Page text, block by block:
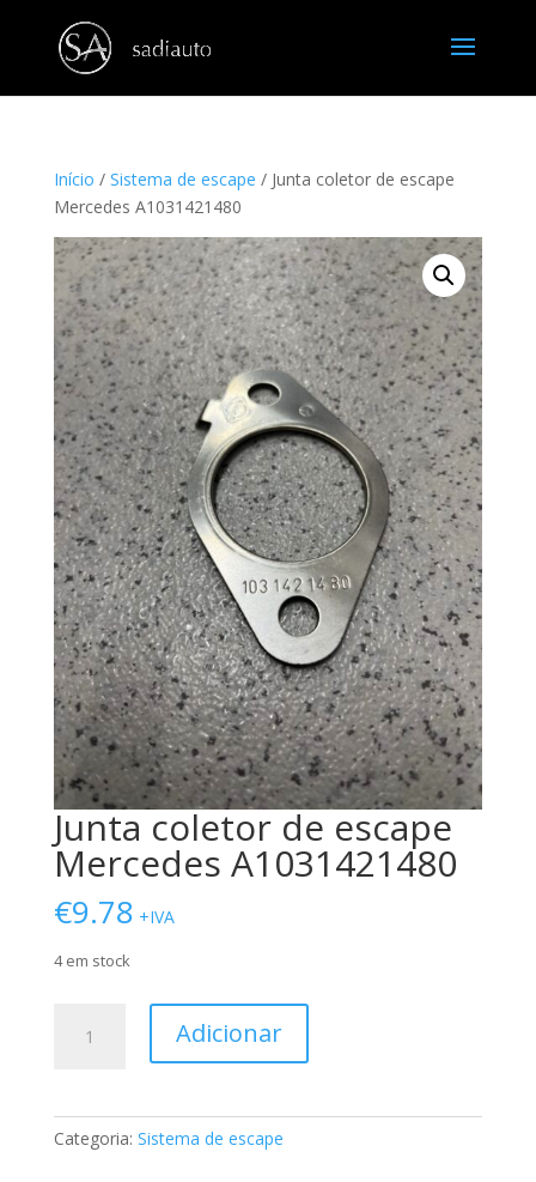
Início / Sistema de escape / Junta coletor de escape
Mercedes A1031421480
Junta coletor de escape
Mercedes A1031421480
€9.78 +IVA
4 em stock
escape
Adicionar
Categoria: Sistema de escape